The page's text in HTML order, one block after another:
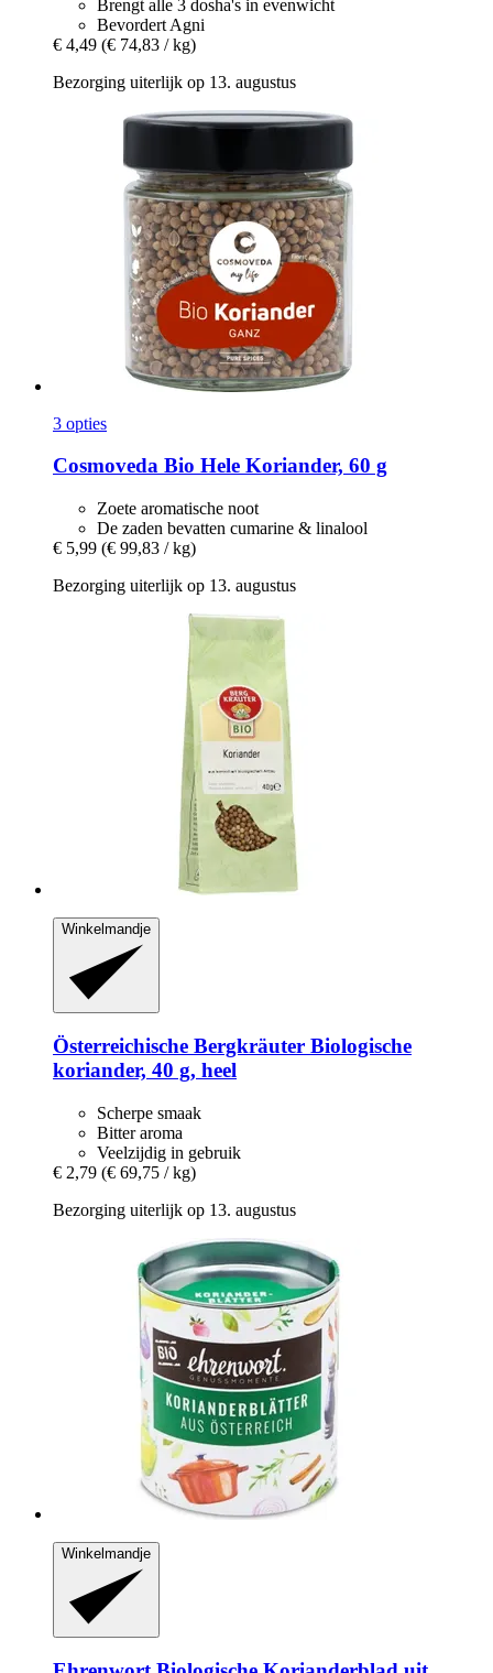
Brengt alle 3 dosha's in evenwicht
Bevordert Agni
€ 4,49 (€ 74,83 / kg)
Bezorging uiterlijk op 13. augustus
3 opties
Cosmoveda Bio Hele Koriander, 60 g
Zoete aromatische noot
De zaden bevatten cumarine & linalool
€ 5,99 (€ 99,83 / kg)
Bezorging uiterlijk op 13. augustus
Winkelmandje
Österreichische Bergkräuter Biologische
koriander, 40 g, heel
Scherpe smaak
Bitter aroma
Veelzijdig in gebruik
€ 2,79 (€ 69,75 / kg)
Bezorging uiterlijk op 13. augustus
Winkelmandje